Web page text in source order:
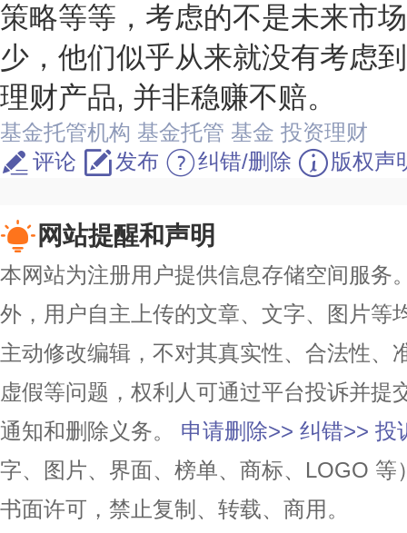
策略等等，考虑的不是未来市
少，他们似乎从来就没有考虑
理财产品, 并非稳赚不赔。
基金托管机构 基金托管 基金 投资理财
评论
发布 纠错/删除 版权声
网站提醒和声明
本网站为注册用户提供信息存储空间服务
外，用户自主上传的文章、文字、图片等
主动修改编辑，不对其真实性、合法性、
虚假等问题，权利人可通过平台投诉并提
通知和删除义务。
申请删除>> 纠错>> 投
字、图片、界面、榜单、商标、LOGO
书面许可，禁止复制、转载、商用。